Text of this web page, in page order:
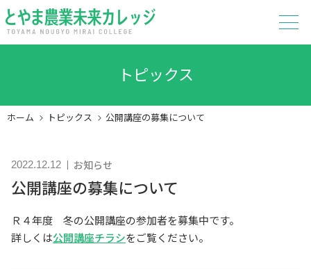
ホーム
トピックス
とやま農業未来カレッジとは
トピックス
ホーム トピックス 公開講座の募集について
2022.12.12 お知らせ
公開講座の募集について
Ｒ４年度 冬の公開講座の参加者を募集中です。
詳しくは公開講座チラシをご覧ください。